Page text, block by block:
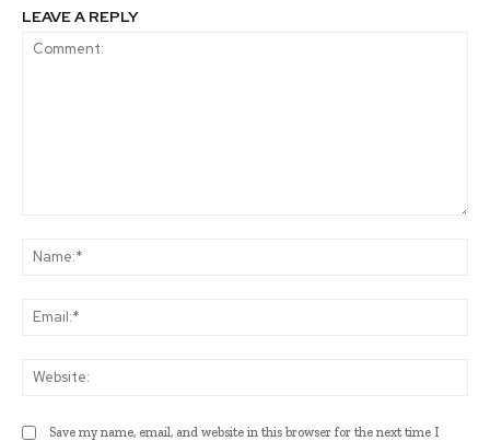
LEAVE A REPLY
Save my name, email, and website in this browser for the next time I